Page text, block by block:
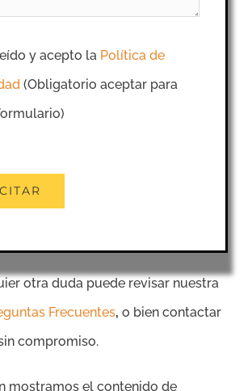
y acepto la Política de
(Obligatorio aceptar para
otra duda puede revisar nuestra
Frecuentes, o bien contactar
compromiso.
mostramos el contenido de